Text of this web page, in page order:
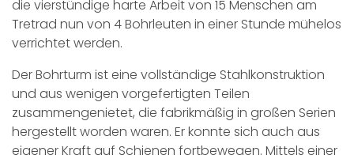
die vierstündige harte Arbeit von 15 Menschen am
Tretrad nun von 4 Bohrleuten in einer Stunde mühelos
verrichtet werden.
Der Bohrturm ist eine vollständige Stahlkonstruktion
und aus wenigen vorgefertigten Teilen
zusammengenietet, die fabrikmäßig in großen Serien
hergestellt worden waren. Er konnte sich auch aus
eigener Kraft auf Schienen fortbewegen. Mittels einer